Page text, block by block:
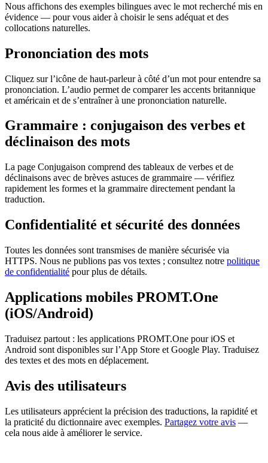
Nous affichons des exemples bilingues avec le mot recherché mis en
évidence — pour vous aider à choisir le sens adéquat et des
collocations naturelles.
Prononciation des mots
Cliquez sur l’icône de haut-parleur à côté d’un mot pour entendre sa
prononciation. L’audio permet de comparer les accents britannique
et américain et de s’entraîner à une prononciation naturelle.
Grammaire : conjugaison des verbes et
déclinaison des mots
La page Conjugaison comprend des tableaux de verbes et de
déclinaisons avec de brèves astuces de grammaire — vérifiez
rapidement les formes et la grammaire directement pendant la
traduction.
Confidentialité et sécurité des données
Toutes les données sont transmises de manière sécurisée via
HTTPS. Nous ne publions pas vos textes ; consultez notre politique
de confidentialité pour plus de détails.
Applications mobiles PROMT.One
(iOS/Android)
Traduisez partout : les applications PROMT.One pour iOS et
Android sont disponibles sur l’App Store et Google Play. Traduisez
des textes et des mots en déplacement.
Avis des utilisateurs
Les utilisateurs apprécient la précision des traductions, la rapidité et
la praticité du dictionnaire avec exemples. Partagez votre avis —
cela nous aide à améliorer le service.